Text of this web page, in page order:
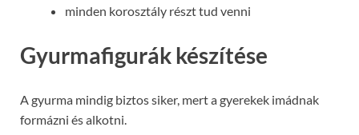
minden korosztály részt tud venni
Gyurmafigurák készítése
A gyurma mindig biztos siker, mert a gyerekek imádnak
formázni és alkotni.